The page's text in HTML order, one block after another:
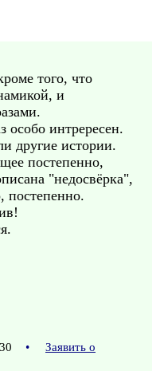
того, что
и
особо интрересен.
другие истории.
постепенно,
"недосвёрка",
постепенно.
•
Заявить о